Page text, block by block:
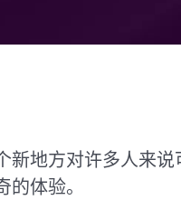
新地方对许多人来
的体验。